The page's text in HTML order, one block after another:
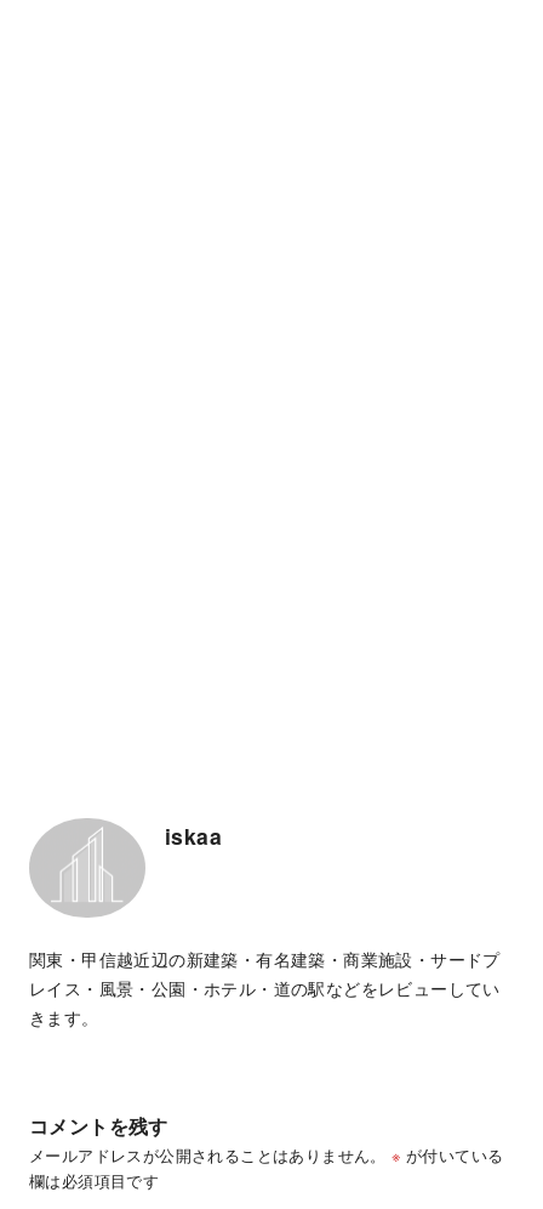
iskaa
関東・甲信越近辺の新建築・有名建築・商業施設・サードプ
レイス・風景・公園・ホテル・道の駅などをレビューしてい
きます。
コメントを残す
メールアドレスが公開されることはありません。 ※ が付いている
欄は必須項目です